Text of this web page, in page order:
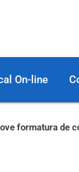
On-line
formatura de